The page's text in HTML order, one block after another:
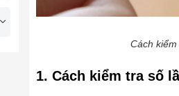
Cách
1. Cách kiểm tra số